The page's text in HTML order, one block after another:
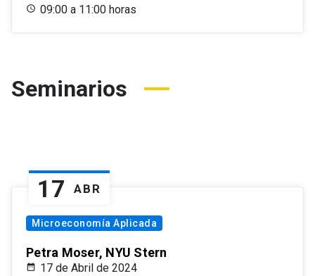
09:00 a 11:00 horas
Seminarios
17 ABR
Microeconomía Aplicada
Petra Moser, NYU Stern
17 de Abril de 2024